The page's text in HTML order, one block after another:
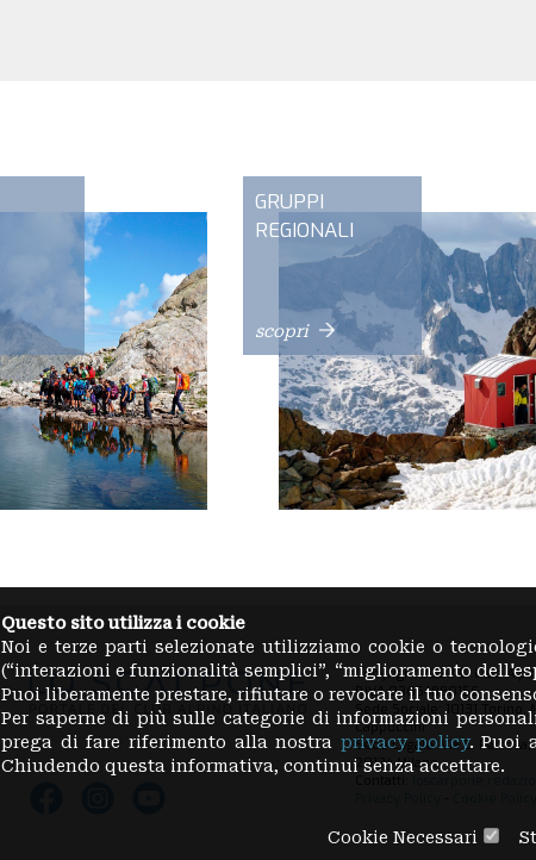
GRUPPI
REGIONALI
scopri
Copyright 2023 © Club
P.IVA 03654880156
Sede Sociale: 10131 Torino,
Cappuccini
Sede Legale: Via E. Petrella,
20124 Milano
Questo sito utilizza i cookie
Noi e terze parti selezionate utilizziamo cookie o
(“interazioni e funzionalità semplici”, “miglioramento
Puoi liberamente prestare, rifiutare o revocare il tuo
Per saperne di più sulle categorie di informazioni
prega di fare riferimento alla nostra privacy policy. Puoi
Chiudendo questa informativa, continui senza accettare.
Cookie Necessari